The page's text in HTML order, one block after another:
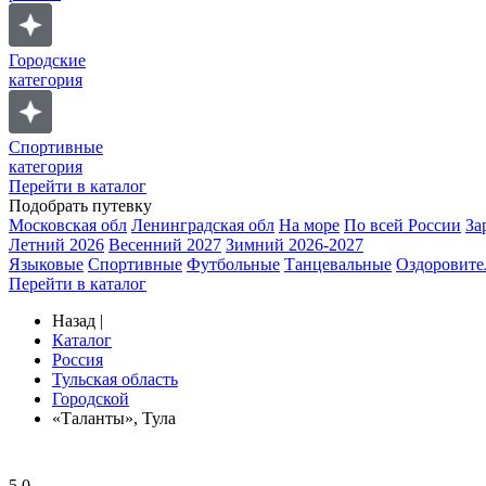
Городские
категория
Спортивные
категория
Перейти в каталог
Подобрать путевку
Московская обл Ленинградская обл На море По всей России
Летний 2026 Весенний 2027 Зимний 2026-2027
Языковые Спортивные Футбольные Танцевальные
Перейти в каталог
Назад |
Каталог
Россия
Тульская область
Городской
«Таланты», Тула